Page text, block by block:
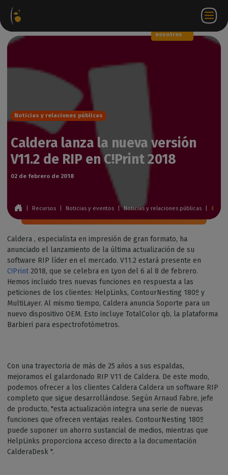
Paquetes
de
software
nosotros
ES
Noticias y relaciones públicas
Caldera lanza la nueva versión
V11.2 de RIP en C!Print 2018
02 de febrero de 2018
Recursos Noticias y eventos Noticias y relaciones públicas
Caldera , especialista en impresión de gran formato, ha
anunciado el lanzamiento de la última actualización de su
software RIP líder en el mercado. V11.2 estará presente en
C!Print 2018, que se celebra en Lyon del 6 al 8 de febrero.
Hemos incluido tres nuevas funciones en respuesta a las
peticiones de los clientes: HelpLinks, ContourNesting 180º y
MultiLayer. Al mismo tiempo, Caldera anuncia Soporte para un
nuevo dispositivo OEM. Esto incluye TotalColor qb, la plataforma
Barbieri para espectrofotómetros.
Con una trayectoria de más de 25 años a sus espaldas,
mejoramos el galardonado RIP V11 de Caldera. De este modo,
podemos ofrecer a los clientes Caldera Caldera un software RIP
completo que sigue desarrollándose. Según Arnaud Fabre, jefe
de producto, "esta actualización integra una serie de nuevas
funciones que ofrecen ventajas reales. ContourNesting 180º
puede suponer un ahorro sustancial de medios, mientras que
HelpLinks proporciona acceso directo a la documentación
CalderaDesk ".